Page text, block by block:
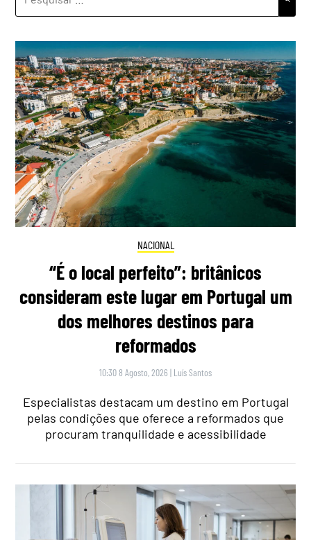
POR:
NACIONAL
“É o local perfeito”: britânicos
consideram este lugar em Portugal um
dos melhores destinos para
reformados
10:30 8 Agosto, 2026 | Luís Santos
Especialistas destacam um destino em Portugal
pelas condições que oferece a reformados que
procuram tranquilidade e acessibilidade